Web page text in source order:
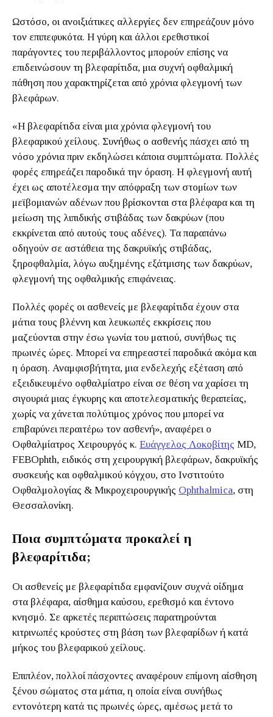
Ωστόσο, οι ανοιξιάτικες αλλεργίες δεν επηρεάζουν μόνο
τον επιπεφυκότα. Η γύρη και άλλοι ερεθιστικοί
παράγοντες του περιβάλλοντος μπορούν επίσης να
επιδεινώσουν τη βλεφαρίτιδα, μια συχνή οφθαλμική
πάθηση που χαρακτηρίζεται από χρόνια φλεγμονή των
βλεφάρων.
«Η βλεφαρίτιδα είναι μια χρόνια φλεγμονή του
βλεφαρικού χείλους. Συνήθως ο ασθενής πάσχει από τη
νόσο χρόνια πριν εκδηλώσει κάποια συμπτώματα. Πολλές
φορές επηρεάζει παροδικά την όραση. Η φλεγμονή αυτή
έχει ως αποτέλεσμα την απόφραξη των στομίων των
μεϊβομιανών αδένων που βρίσκονται στα βλέφαρα και τη
μείωση της λιπιδικής στιβάδας των δακρύων (που
εκκρίνεται από αυτούς τους αδένες). Τα παραπάνω
οδηγούν σε αστάθεια της δακρυϊκής στιβάδας,
ξηροφθαλμία, λόγω αυξημένης εξάτμισης των δακρύων,
φλεγμονή της οφθαλμικής επιφάνειας.
Πολλές φορές οι ασθενείς με βλεφαρίτιδα έχουν στα
μάτια τους βλέννη και λευκωπές εκκρίσεις που
μαζεύονται στην έσω γωνία του ματιού, συνήθως τις
πρωινές ώρες. Μπορεί να επηρεαστεί παροδικά ακόμα και
η όραση. Αναμφισβήτητα, μια ενδελεχής εξέταση από
εξειδικευμένο οφθαλμίατρο είναι σε θέση να χαρίσει τη
σιγουριά μιας έγκυρης και αποτελεσματικής θεραπείας,
χωρίς να χάνεται πολύτιμος χρόνος που μπορεί να
επιβαρύνει περαιτέρω τον ασθενή», αναφέρει ο
Οφθαλμίατρος Χειρουργός κ. Ευάγγελος Λοκοβίτης MD,
FEBOphth, ειδικός στη χειρουργική βλεφάρων, δακρυϊκής
συσκευής και οφθαλμικού κόγχου, στο Ινστιτούτο
Οφθαλμολογίας & Μικροχειρουργικής Ophthalmica, στη
Θεσσαλονίκη.
Ποια συμπτώματα προκαλεί η
βλεφαρίτιδα;
Οι ασθενείς με βλεφαρίτιδα εμφανίζουν συχνά οίδημα
στα βλέφαρα, αίσθημα καύσου, ερεθισμό και έντονο
κνησμό. Σε αρκετές περιπτώσεις παρατηρούνται
κιτρινωπές κρούστες στη βάση των βλεφαρίδων ή κατά
μήκος του βλεφαρικού χείλους.
Επιπλέον, πολλοί πάσχοντες αναφέρουν επίμονη αίσθηση
ξένου σώματος στα μάτια, η οποία είναι συνήθως
εντονότερη κατά τις πρωινές ώρες, αμέσως μετά το